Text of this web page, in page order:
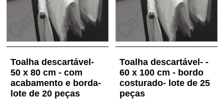
Toalha descartável-
50 x 80 cm - com
acabamento e borda-
lote de 20 peças
Toalha descartável- -
60 x 100 cm - bordo
costurado- lote de 25
peças